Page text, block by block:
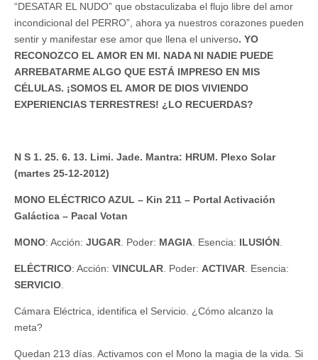
“DESATAR EL NUDO” que obstaculizaba el flujo libre del amor
incondicional del PERRO”, ahora ya nuestros corazones pueden
sentir y manifestar ese amor que llena el universo. YO
RECONOZCO EL AMOR EN MI. NADA NI NADIE PUEDE
ARREBATARME ALGO QUE ESTÁ IMPRESO EN MIS
CÉLULAS. ¡SOMOS EL AMOR DE DIOS VIVIENDO
EXPERIENCIAS TERRESTRES! ¿LO RECUERDAS?
N S 1. 25. 6. 13. Limi. Jade. Mantra: HRUM. Plexo Solar
(martes 25-12-2012)
MONO ELÉCTRICO AZUL – Kin 211 – Portal Activación
Galáctica – Pacal Votan
MONO: Acción: JUGAR . Poder: MAGIA . Esencia: ILUSIÓN
ELÉCTRICO: Acción: VINCULAR . Poder: ACTIVAR . Esencia:
SERVICIO
Cámara Eléctrica, identifica el Servicio. ¿Cómo alcanzo la
meta?
Quedan 213 días. Activamos con el Mono la magia de la vida. Si